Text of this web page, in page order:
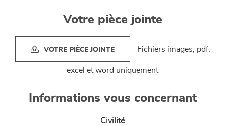
Votre pièce jointe
VOTRE PIÈCE JOINTE Fichiers images, pdf,
excel et word uniquement
Informations vous concernant
Civilité